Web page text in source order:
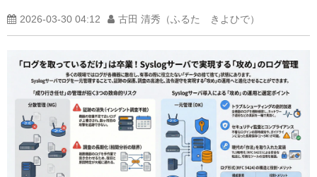
2026-03-30 04:12 古田 清秀（ふるた きよひで）